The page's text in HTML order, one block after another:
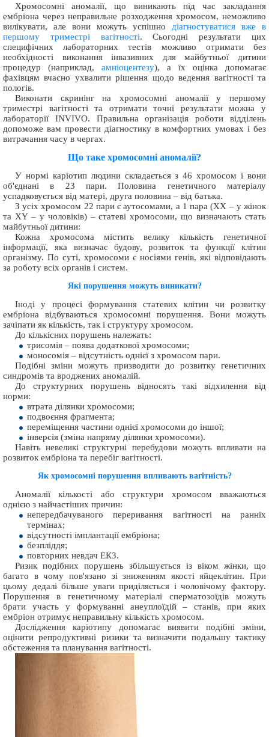
Хромосомні аномалії, що виникають під час закладання
ембріона через неправильне розходження хромосом, неможливо
вилікувати, але вони можуть успішно діагностуватися вже в
першому триместрі вагітності. Сьогодні результати цих
специфічних лабораторних тестів можливо отримати без
необхідності виконання інвазивних для майбутньої дитини
процедур (наприклад, амніоцентезу), а їх оцінка допомагає
фахівцям вчасно ухвалити рішення щодо ведення вагітності та
пологів.
Виконати скринінг на хромосомні аномалії у першому
триместрі вагітності та отримати точні результати можна у
лабораторії INVIVO. Правильна організація роботи відділень
допоможе вам провести діагностику в комфортних умовах і без
витрачання часу в чергах.
Що таке хромосомні аномалії?
У нормі каріотип людини складається з 46 хромосом і вони
об'єднані в 23 пари. Половина генетичного матеріалу
успадковується від матері, друга половина – від батька.
З усіх хромосом 22 пари є аутосомами, а 1 пара (XX – у жінок
та XY – у чоловіків) – статеві хромосоми, що визначають стать
майбутньої дитини:
Кожна хромосома містить велику кількість генетичної
інформації, яка визначає будову, розвиток та функції клітин
організму. По суті, хромосоми є носіями генів, які відповідають
за роботу всіх органів і систем.
Які порушення можуть виникати?
Іноді у процесі формування статевих клітин чи розвитку
ембріона відбуваються хромосомні порушення. Вони можуть
зачіпати як кількість, так і структуру хромосом.
До кількісних порушень належать:
трисомія – поява додаткової хромосоми;
моносомія – відсутність однієї з хромосом пари.
Подібні зміни можуть призводити до розвитку генетичних
синдромів та вроджених аномалій.
До структурних порушень відносять такі відхилення від
норми:
втрата ділянки хромосоми;
подвоєння фрагмента;
переміщення частини однієї хромосоми до іншої;
інверсія (зміна напряму ділянки хромосоми).
Навіть невеликі структурні перебудови можуть впливати на
розвиток ембріона та перебіг вагітності.
Як хромосомні порушення впливають вагітність?
Аномалії кількості або структури хромосом вважаються
однією з найчастіших причин:
непередбачуваного переривання вагітності на ранніх
термінах;
відсутності імплантації ембріона;
безпліддя;
повторних невдач ЕКЗ.
Ризик подібних порушень збільшується із віком жінки, що
багато в чому пов'язано зі зниженням якості яйцеклітин. При
цьому дедалі більше уваги приділяється і чоловічому фактору.
Порушення в генетичному матеріалі сперматозоїдів можуть
брати участь у формуванні анеуплоїдій – станів, при яких
ембріон отримує неправильну кількість хромосом.
Дослідження каріотипу допомагає виявити подібні зміни,
оцінити репродуктивні ризики та визначити подальшу тактику
обстеження та планування вагітності.